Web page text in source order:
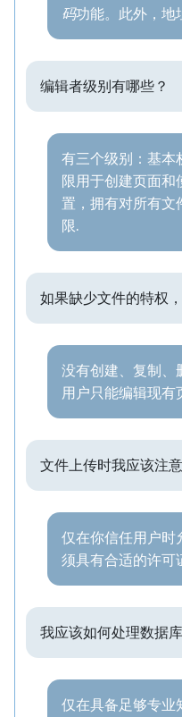
码功能。此外，地
编辑者级别有哪些？
有三个级别：基本
限用于创建页面和
置，拥有对所有文
限.
如果缺少文件的特权
没有创建、复制、
用户只能编辑现有
文件上传时我应该注
仅在你信任用户时
须具有合适的许可
我应该如何处理数据
仅在具备足够专业